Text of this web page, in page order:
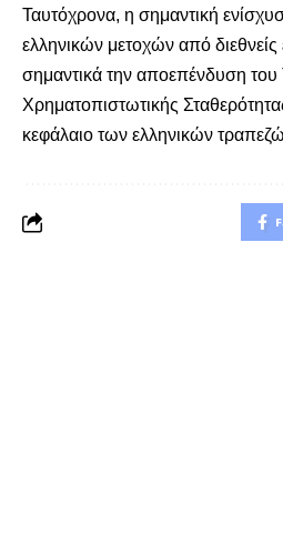
Ταυτόχρονα, η σημαντική
ελληνικών μετοχών από διεθνείς
σημαντικά την αποεπένδυση του
Χρηματοπιστωτικής
κεφάλαιο των ελληνικών